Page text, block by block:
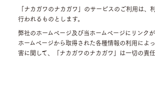
「ナカガワのナカガワ」のサービスのご利用は、
行われるものとします。
弊社のホームページ及び当ホームページにリンク
ホームページから取得された各種情報の利用によ
害に関して、「ナカガワのナカガワ」は一切の責任